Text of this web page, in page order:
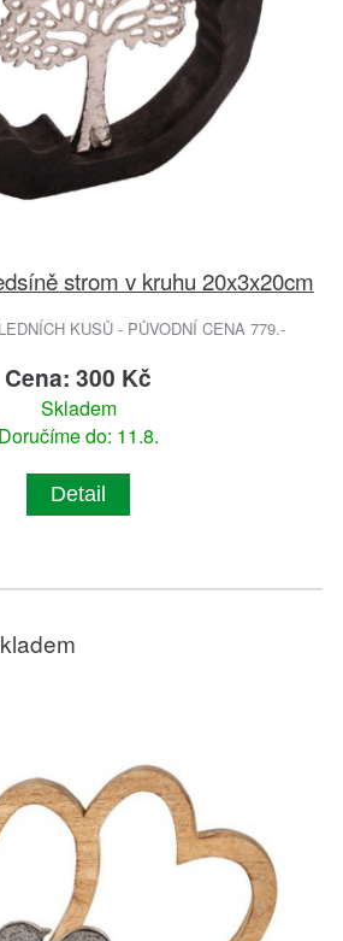
strom v kruhu 20x3x20cm
KUSŮ - PŮVODNÍ CENA 779.-
Cena: 300 Kč
Skladem
Doručíme do: 11.8.
Detail